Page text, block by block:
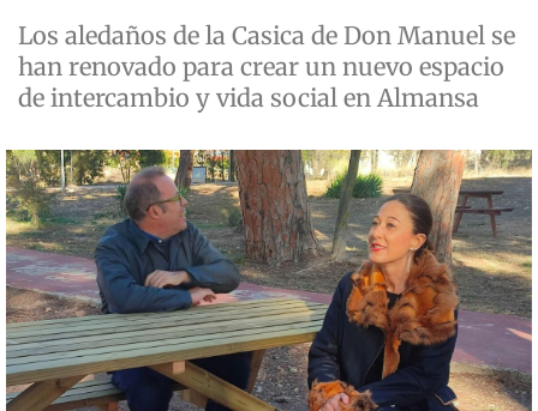
Los aledaños de la Casica de Don Manuel se
han renovado para crear un nuevo espacio
de intercambio y vida social en Almansa